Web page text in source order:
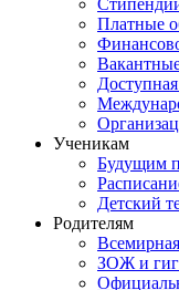
Платные
Доступная
Ученикам
Будущим
Детский
Родителям
ЗОЖ и